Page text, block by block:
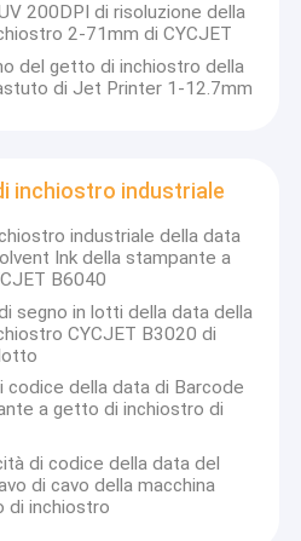
200DPI di risoluzione della
2-71mm di CYCJET
del getto di inchiostro della
di Jet Printer 1-12.7mm
inchiostro industriale
industriale della data
Ink della stampante a
B6040
segno in lotti della data della
CYCJET B3020 di
della data di Barcode
a getto di inchiostro di
di codice della data del
di cavo della macchina
di inchiostro